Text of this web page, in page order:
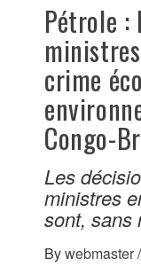
Pétrole :
crime
Congo-
Les
ministres
sont, sans
Bywebmaster/